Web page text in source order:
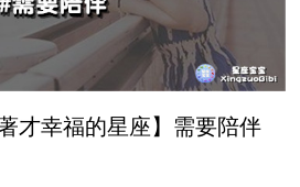
才幸福的星座】需要陪伴